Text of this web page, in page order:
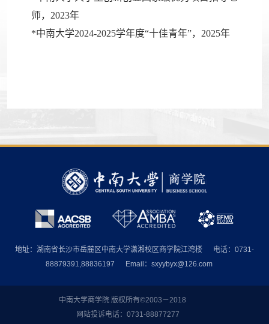
师，2023年
*中南大学2024-2025学年度“十佳青年”，2025年
地址：湖南省长沙市岳麓区中南大学潇湘校区商学院江湾楼
电话：0731-
88879391,88836197
Email：sxyybyx@126.com
中南大学商学院 版权所有©2003－2018
网站投诉电话：0731-88877277